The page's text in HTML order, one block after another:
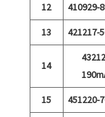
12
410929-
13
421217-
14
15 451220-